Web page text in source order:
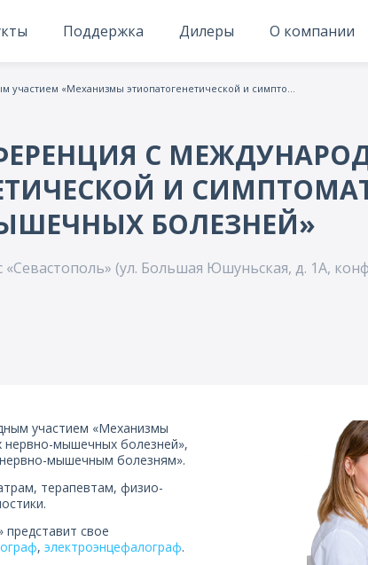
Поддержка Дилеры О компании
Научно-практическая конференция с международным участием «Механизмы этиопатогенетической и симптоматической терапии наследственных нервно-мышечных болезней»
С
И
БОЛЕЗНЕЙ»
«Севастополь» (ул. Большая Юшуньская, д. 1А,
участием «Механизмы
нервно-мышечных болезней»,
мышечным болезням».
терапевтам, физио-
свое
, электроэнцефалограф.